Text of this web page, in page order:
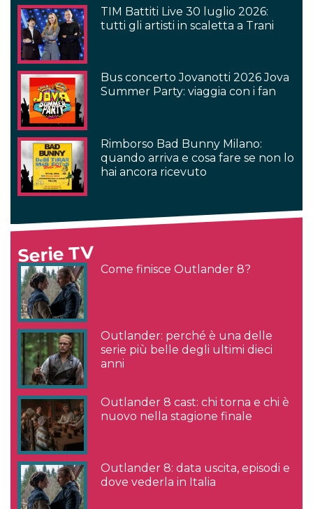
TIM Battiti Live 30 luglio 2026:
tutti gli artisti in scaletta a Trani
Bus concerto Jovanotti 2026 Jova
Summer Party: viaggia con i fan
Rimborso Bad Bunny Milano:
quando arriva e cosa fare se non lo
hai ancora ricevuto
Serie TV
Come finisce Outlander 8?
Outlander: perché è una delle
serie più belle degli ultimi dieci
anni
Outlander 8 cast: chi torna e chi è
nuovo nella stagione finale
Outlander 8: data uscita, episodi e
dove vederla in Italia